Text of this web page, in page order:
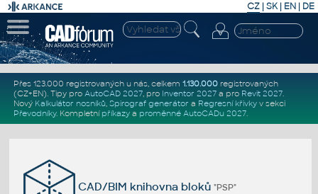
CZ | SK| EN | DE
Přes 123.000 registrovaných u nás, celkem 1.130.000registrovaných
(CZ+EN). Tipy pro AutoCAD 2027, pro Inventor 2027a pro Revit 2027.
Nový Kalkulátor nosníků, Spirograf generátor a Regresní křivkyv sekci
Převodníky. Kompletní příkazya proměnné AutoCADu 2027.
CAD/BIM knihovna bloků"PSP"